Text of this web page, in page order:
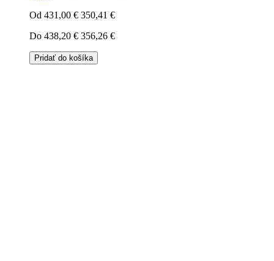
Od 431,00 € 350,41 €
Do 438,20 € 356,26 €
Pridať do košíka